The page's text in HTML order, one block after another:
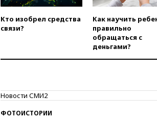
Кто изобрел средства
связи?
Как научить
правильно
обращаться с
деньгами?
Новости СМИ2
ФОТОИСТОРИИ